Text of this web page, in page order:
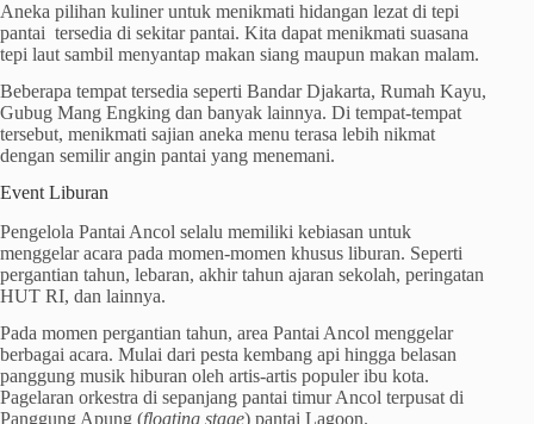
Aneka pilihan kuliner untuk menikmati hidangan lezat di tepi
pantai tersedia di sekitar pantai. Kita dapat menikmati suasana
tepi laut sambil menyantap makan siang maupun makan malam.
Beberapa tempat tersedia seperti Bandar Djakarta, Rumah Kayu,
Gubug Mang Engking dan banyak lainnya. Di tempat-tempat
tersebut, menikmati sajian aneka menu terasa lebih nikmat
dengan semilir angin pantai yang menemani.
Event Liburan
Pengelola Pantai Ancol selalu memiliki kebiasan untuk
menggelar acara pada momen-momen khusus liburan. Seperti
pergantian tahun, lebaran, akhir tahun ajaran sekolah, peringatan
HUT RI, dan lainnya.
Pada momen pergantian tahun, area Pantai Ancol menggelar
berbagai acara. Mulai dari pesta kembang api hingga belasan
panggung musik hiburan oleh artis-artis populer ibu kota.
Pagelaran orkestra di sepanjang pantai timur Ancol terpusat di
Panggung Apung (floating stage) pantai Lagoon.